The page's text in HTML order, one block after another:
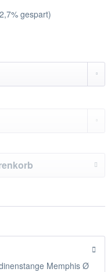
gespart)
Memphis Ø